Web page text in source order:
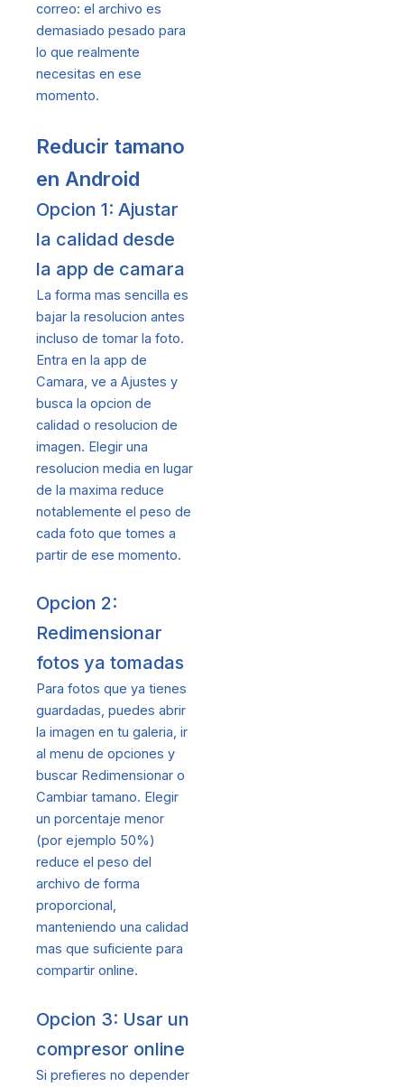
correo: el archivo es
demasiado pesado para
lo que realmente
necesitas en ese
momento.
Reducir tamano
en Android
Opcion 1: Ajustar
la calidad desde
la app de camara
La forma mas sencilla es
bajar la resolucion antes
incluso de tomar la foto.
Entra en la app de
Camara, ve a Ajustes y
busca la opcion de
calidad o resolucion de
imagen. Elegir una
resolucion media en lugar
de la maxima reduce
notablemente el peso de
cada foto que tomes a
partir de ese momento.
Opcion 2:
Redimensionar
fotos ya tomadas
Para fotos que ya tienes
guardadas, puedes abrir
la imagen en tu galeria, ir
al menu de opciones y
buscar Redimensionar o
Cambiar tamano. Elegir
un porcentaje menor
(por ejemplo 50%)
reduce el peso del
archivo de forma
proporcional,
manteniendo una calidad
mas que suficiente para
compartir online.
Opcion 3: Usar un
compresor online
Si prefieres no depender